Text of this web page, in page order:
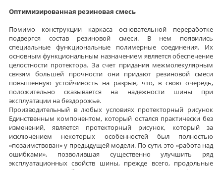
Оптимизированная резиновая смесь
Помимо конструкции каркаса основательной переработке
подвергся состав резиновой смеси. В нем появились
специальные функциональные полимерные соединения. Их
основным функциональным назначением является обеспечение
целостности протектора. За счет придания межмолекулярным
связям большей прочности они придают резиновой смеси
повышенную устойчивость на разрыв, что, в свою очередь,
положительно сказывается на надежности шины при
эксплуатации на бездорожье.
Производительный в любых условиях протекторный рисунок
Единственным компонентом, который остался практически без
изменений, является протекторный рисунок, который за
исключением некоторых особенностей был полностью
«позаимствован» у предыдущей модели. По сути, это «работа над
ошибками», позволившая существенно улучшить ряд
эксплуатационных свойств шины, прежде всего, продольные